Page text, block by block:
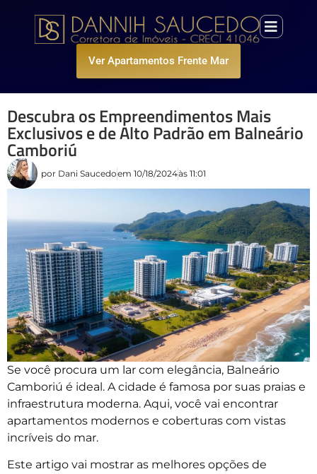
Ver Apartamentos Frente Mar
Descubra os Empreendimentos Mais
Exclusivos e de Alto Padrão em Balneário
Camboriú
por Dani Saucedoem 10/18/2024às 11:01
Se você procura um lar com elegância, Balneário
Camboriú é ideal. A cidade é famosa por suas praias e
infraestrutura moderna. Aqui, você vai encontrar
apartamentos modernos e coberturas com vistas
incríveis do mar.
Este artigo vai mostrar as melhores opções de